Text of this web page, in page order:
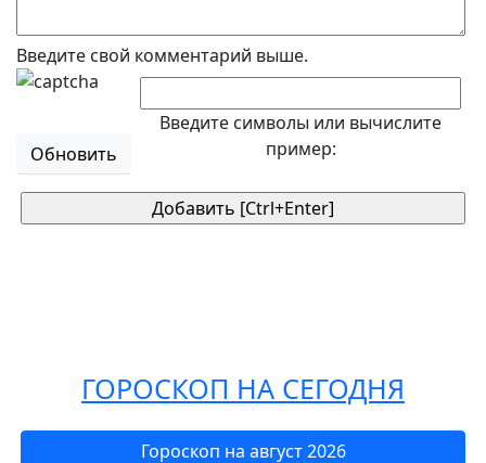
Введите свой комментарий выше.
Обновить
Введите символы или вычислите
пример:
ГОРОСКОП НА СЕГОДНЯ
Гороскоп на август 2026